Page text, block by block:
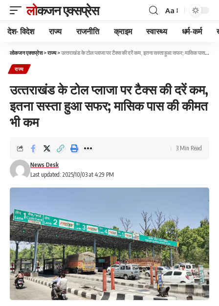
लोकजन एक्सप्रेस Aa
देश- विदेश राज्य राजनीति क्राइम स्वास्थ्य धर्म-कर्म
लोकजन एक्सप्रेस>राज्य>उत्‍तराखंड के टोल प्लाजा पर टैक्स की दरें कम, इतना सस्ता हुआ सफर; मासिक पास की कीमत भी कम
राज्य
उत्‍तराखंड के टोल प्लाजा पर टैक्स की दरें कम,
इतना सस्ता हुआ सफर; मासिक पास की कीमत
भी कम
Last updated: 2025/10/03 at 4:29 PM
News Desk
3 Min Read